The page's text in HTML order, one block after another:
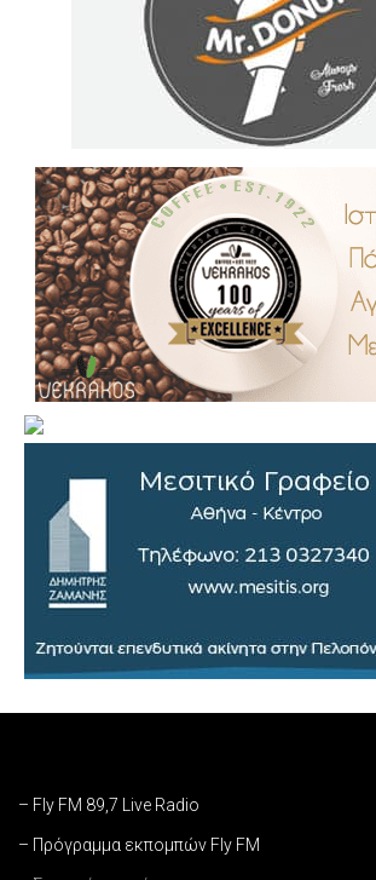
– Fly FM 89,7 Live Radio
– Πρόγραμμα εκπομπών Fly FM